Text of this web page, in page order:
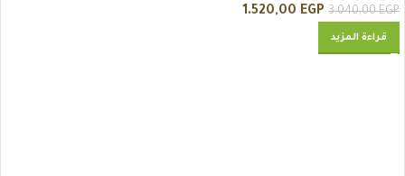
3.040,00EGP
1.520,00 EGP
قراءة المزيد